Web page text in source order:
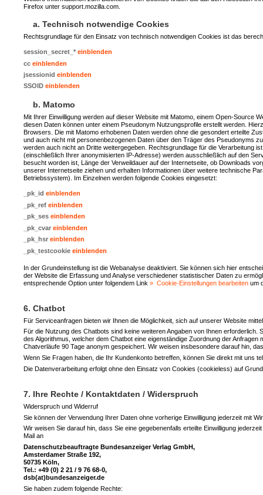
Firefox unter support.mozilla.com.
a. Technisch notwendige Cookies
Rechtsgrundlage für den Einsatz von technisch notwendigen Cookies ist das
session_secret_* einblenden
cc einblenden
jsessionid einblenden
SSOID einblenden
b. Matomo
Mit Ihrer Einwilligung werden auf dieser Website mit Matomo, einem Open-Source
diesen Daten können unter einem Pseudonym Nutzungsprofile erstellt werden.
Browsers. Die mit Matomo erhobenen Daten werden ohne die gesondert erteilte
und auch nicht mit personenbezogenen Daten über den Träger des Pseudonyms
werden auch nicht an Dritte weitergegeben. Rechtsgrundlage für die Verarbeitung
(einschließlich Ihrer anonymisierten IP-Adresse) werden ausschließlich auf den
besucht worden ist, Länge der Verweildauer auf der Internetseite, ob Downloads
unserer Internetseite ziehen und erhalten Informationen über weitere technische
Betriebssystem). Im Einzelnen werden folgende Cookies eingesetzt:
_pk_id einblenden
_pk_ref einblenden
_pk_ses einblenden
_pk_cvar einblenden
_pk_hsr einblenden
_pk_testcookie einblenden
In der Grundeinstellung ist die Webanalyse deaktiviert. Sie können sich hier
der Website die Erfassung und Analyse verschiedener statistischer Daten zu
entsprechende Option unter folgendem Link
Cookie-Einstellungen bearbeiten um
6. Chatbot
Für Serviceanfragen bieten wir Ihnen die Möglichkeit, sich auf unserer Website
Für die Nutzung des Chatbots sind keine weiteren Angaben von Ihnen
des Algorithmus, welcher dem Chatbot eine eigenständige Zuordnung der
Chatverläufe 90 Tage anonym gespeichert. Wir weisen insbesondere darauf hin,
Wenn Sie Fragen haben, die Ihr Kundenkonto betreffen, können Sie direkt mit uns
Die Datenverarbeitung erfolgt ohne den Einsatz von Cookies (cookieless) auf
7. Ihre Rechte / Kontaktdaten / Widerspruch
Widerspruch und Widerruf
Sie können der Verwendung Ihrer Daten ohne vorherige Einwilligung jederzeit mit
Wir weisen Sie darauf hin, dass Sie eine gegebenenfalls erteilte Einwilligung
Mail an
Datenschutzbeauftragte Bundesanzeiger Verlag GmbH,
Amsterdamer Straße 192,
50735 Köln,
Tel.: +49 (0) 2 21 / 9 76 68-0,
dsb(at)bundesanzeiger.de
Sie haben zudem folgende Rechte: